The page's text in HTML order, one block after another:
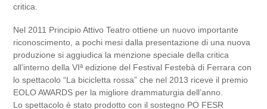
critica.
Nel 2011 Principio Attivo Teatro ottiene un nuovo importante
riconoscimento, a pochi mesi dalla presentazione di una nuova
produzione si aggiudica la menzione speciale della critica
all’interno della VIª edizione del Festival Festebà di Ferrara con
lo spettacolo “La bicicletta rossa” che nel 2013 riceve il premio
EOLO AWARDS per la migliore drammaturgia dell’anno.
Lo spettacolo è stato prodotto con il sostegno PO FESR